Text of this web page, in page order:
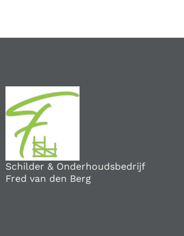
Schilder & Onderhoudsbedrijf
Fred van den Berg